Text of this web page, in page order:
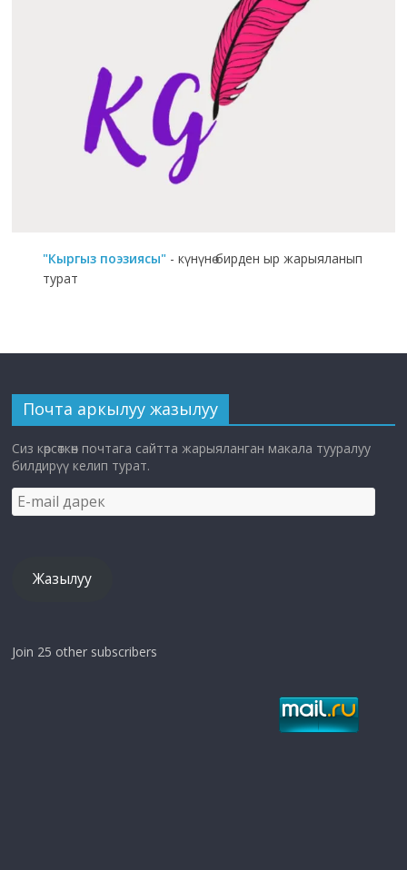
"Кыргыз поэзиясы" - күнүнө бирден ыр жарыяланып
турат
Почта аркылуу жазылуу
Сиз көрсөткөн почтага сайтта жарыяланган макала тууралуу
билдирүү келип турат.
E-
mail
Жазылуу
Join 25 other subscribers